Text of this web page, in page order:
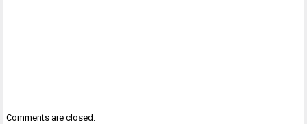
Comments are closed.